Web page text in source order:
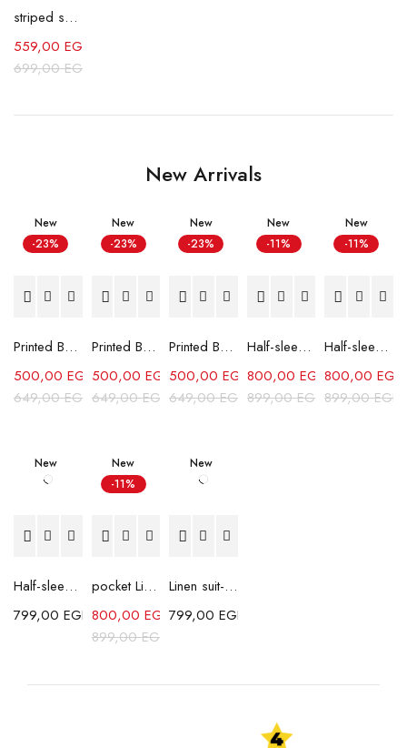
striped shirt - Camel
699,00EGP
559,00 EGP
New Arrivals
New
-23%
Printed Box Fit Shirt-Sky Blue
649,00EGP
500,00 EGP
New
-23%
Printed Box Fit Shirt-Red
649,00EGP
500,00 EGP
New
-23%
Printed Box Fit Shirt-Green
649,00EGP
500,00EGP
New
-11%
Half-sleeves Shabika Shirt-White
899,00EGP
800,00 EGP
New
-11%
Half-sleeves Shabika Shirt-Grey
899,00EGP
800,00EGP
New
Half-sleeves Shabika Shirt-Dark Grey
799,00 EGP
New
-11%
pocket Linen Shirt-White
899,00EGP
800,00 EGP
New
Linen suit-Brown
799,00EGP